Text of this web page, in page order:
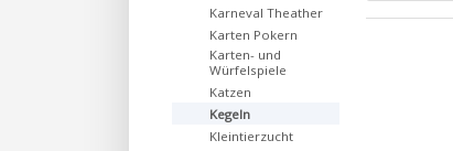
Karneval Theather
Karten Pokern
Karten- und
Würfelspiele
Katzen
Kegeln
Kleintierzucht